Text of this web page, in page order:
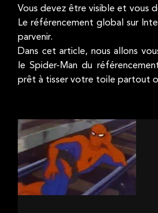
Vous devez être visible et vous
Le référencement global sur
parvenir.
Dans cet article, nous allons
le Spider-Man du
prêt à tisser votre toile partout